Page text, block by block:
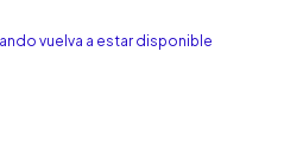
vuelva a estar disponible